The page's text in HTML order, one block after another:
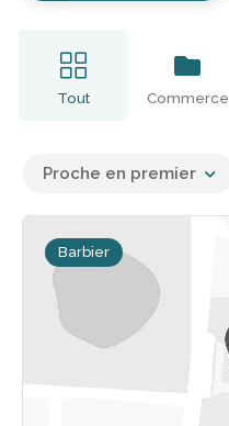
Tout Commerce
Proche en premier
Barbier